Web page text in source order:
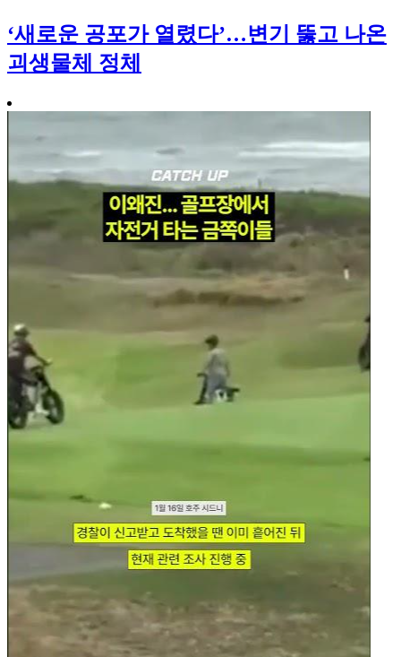
‘새로운 공포가 열렸다’…변기 뚫고 나온
괴생물체 정체